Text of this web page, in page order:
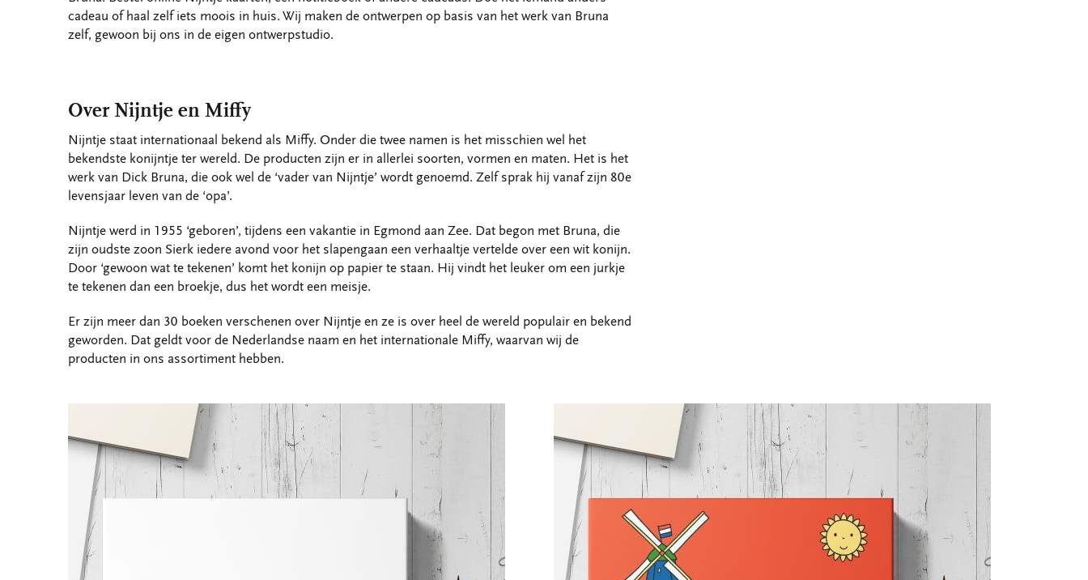
cadeau of haal zelf iets moois in huis. Wij maken de ontwerpen op basis van het werk van Bruna
zelf, gewoon bij ons in de eigen ontwerpstudio.
Over Nijntje en Miffy
Nijntje staat internationaal bekend als Miffy. Onder die twee namen is het misschien wel het
bekendste konijntje ter wereld. De producten zijn er in allerlei soorten, vormen en maten. Het is het
werk van Dick Bruna, die ook wel de ‘vader van Nijntje’ wordt genoemd. Zelf sprak hij vanaf zijn 80e
levensjaar leven van de ‘opa’.
Nijntje werd in 1955 ‘geboren’, tijdens een vakantie in Egmond aan Zee. Dat begon met Bruna, die
zijn oudste zoon Sierk iedere avond voor het slapengaan een verhaaltje vertelde over een wit konijn.
Door ‘gewoon wat te tekenen’ komt het konijn op papier te staan. Hij vindt het leuker om een jurkje
te tekenen dan een broekje, dus het wordt een meisje.
Er zijn meer dan 30 boeken verschenen over Nijntje en ze is over heel de wereld populair en bekend
geworden. Dat geldt voor de Nederlandse naam en het internationale Miffy, waarvan wij de
producten in ons assortiment hebben.